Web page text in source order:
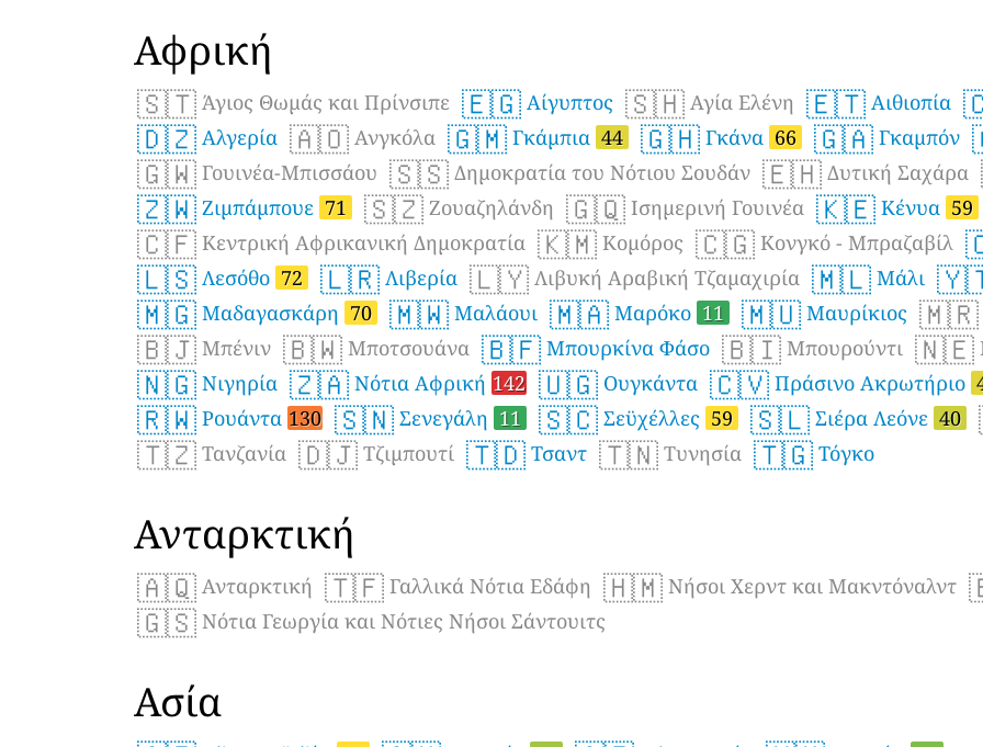
Αφρική
🇸🇹 Άγιος Θωμάς και Πρίνσιπε 🇪🇬 Αίγυπτος 🇸🇭 Αγία Ελένη 🇪🇹 Αιθιοπία
🇩🇿 Αλγερία 🇦🇴 Ανγκόλα 🇬🇲 Γκάμπια 44 🇬🇭 Γκάνα 66 🇬🇦 Γκαμπόν
🇬🇼 Γουινέα-Μπισσάου 🇸🇸 Δημοκρατία του Νότιου Σουδάν 🇪🇭 Δυτική Σαχάρα
🇿🇼 Ζιμπάμπουε 71 🇸🇿 Ζουαζηλάνδη 🇬🇶 Ισημερινή Γουινέα 🇰🇪 Κένυα 59
🇨🇫 Κεντρική Αφρικανική Δημοκρατία 🇰🇲 Κομόρος 🇨🇬 Κονγκό - Μπραζαβίλ
🇱🇸 Λεσόθο 72 🇱🇷 Λιβερία 🇱🇾 Λιβυκή Αραβική Τζαμαχιρία 🇲🇱 Μάλι
🇲🇬 Μαδαγασκάρη 70 🇲🇼 Μαλάουι 🇲🇦 Μαρόκο 11 🇲🇺 Μαυρίκιος 🇲🇷
🇧🇯 Μπένιν 🇧🇼 Μποτσουάνα 🇧🇫 Μπουρκίνα Φάσο 🇧🇮 Μπουρούντι 🇳🇪
🇳🇬 Νιγηρία 🇿🇦 Νότια Αφρική 142 🇺🇬 Ουγκάντα 🇨🇻 Πράσινο Ακρωτήριο
🇷🇼 Ρουάντα 130 🇸🇳 Σενεγάλη 11 🇸🇨 Σεϋχέλλες 59 🇸🇱 Σιέρα Λεόνε 40
🇹🇿 Τανζανία 🇩🇯 Τζιμπουτί 🇹🇩 Τσαντ 🇹🇳 Τυνησία 🇹🇬 Τόγκο
Ανταρκτική
🇦🇶 Ανταρκτική 🇹🇫 Γαλλικά Νότια Εδάφη 🇭🇲 Νήσοι Χερντ και Μακντόναλντ
🇬🇸 Νότια Γεωργία και Νότιες Νήσοι Σάντουιτς
Ασία